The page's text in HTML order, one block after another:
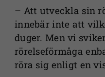
– Att utveckla sin
innebär inte att
duger. Men vi
rörelseförmåga
röra sig enligt en